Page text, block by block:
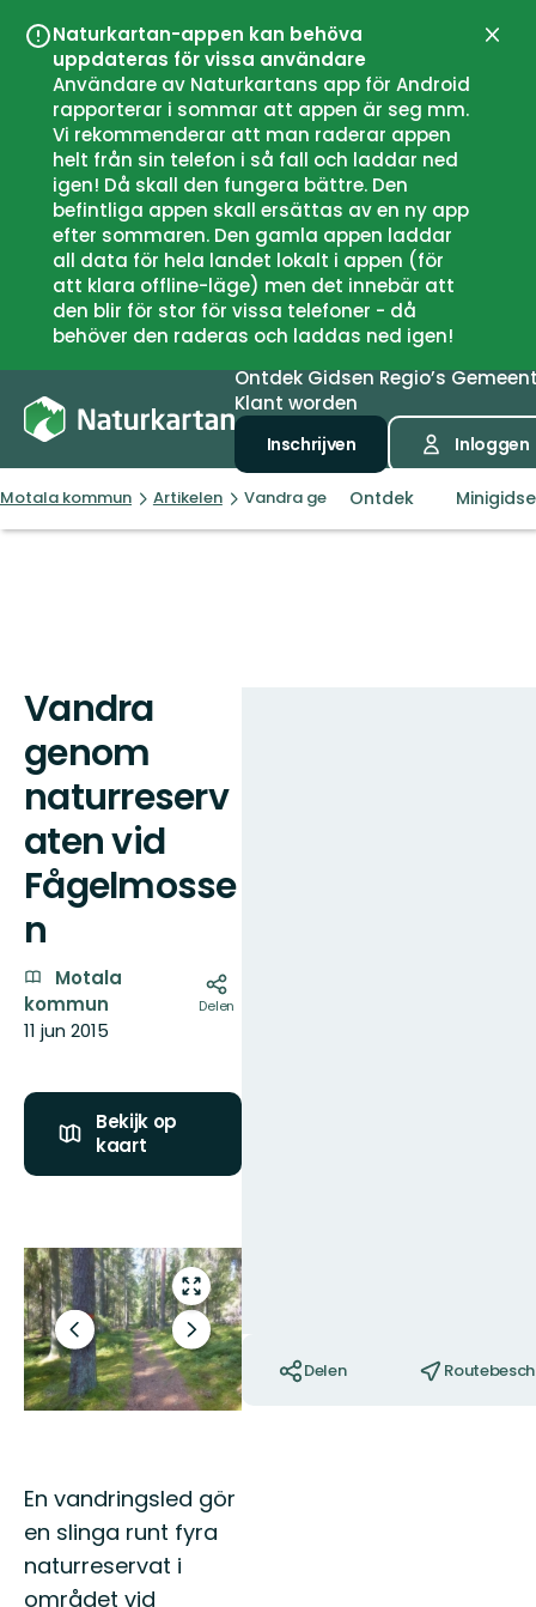
Naturkartan-appen kan behöva
uppdateras för vissa användare
Användare av Naturkartans app för Android
rapporterar i sommar att appen är seg mm.
Vi rekommenderar att man raderar appen
helt från sin telefon i så fall och laddar ned
igen! Då skall den fungera bättre. Den
befintliga appen skall ersättas av en ny app
efter sommaren. Den gamla appen laddar
all data för hela landet lokalt i appen (för
att klara offline-läge) men det innebär att
den blir för stor för vissa telefoner - då
behöver den raderas och laddas ned igen!
OntdekGidsenRegio’s
Klant worden
Inschrijven Inloggen
Motala kommun Artikelen Vandra genom naturreservaten vid
Ontdek
Vandra
genom
naturreserv
aten vid
Fågelmosse
n
Motala
kommun
11 jun 2015
Delen
Bekijk op
kaart
Fotos
Open
volledig
scherm
Vorige
slide
Volgende
slide
En vandringsled gör
en slinga runt fyra
naturreservat i
området vid
Acties
Delen